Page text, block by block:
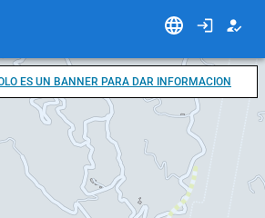
ES UN BANNER PARA DAR INFORMACION